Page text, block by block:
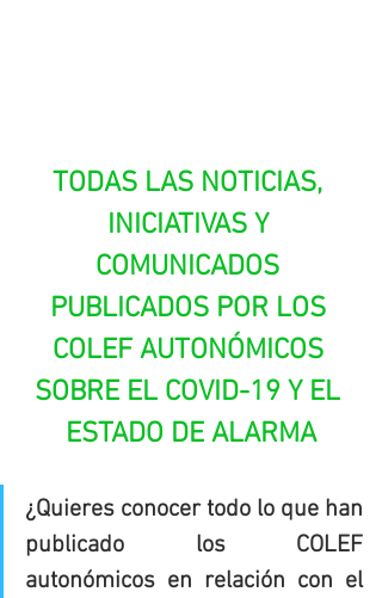
TODAS LAS NOTICIAS,
INICIATIVAS Y
COMUNICADOS
PUBLICADOS POR LOS
COLEF AUTONÓMICOS
SOBRE EL COVID-19 Y EL
ESTADO DE ALARMA
¿Quieres conocer todo lo que han
publicado los COLEF
autonómicos en relación con el